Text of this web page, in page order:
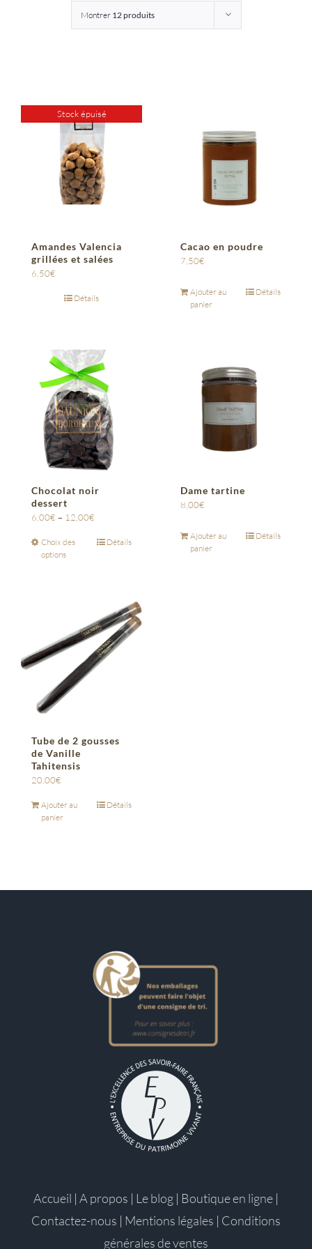
Montrer 12 produits
Stock épuisé
Amandes Valencia
grillées et salées
6,50€
Détails
Cacao en poudre
7,50€
Ajouter au
panier
Détails
Chocolat noir
dessert
6,00€ – 12,00€
Choix des
options
Détails
Dame tartine
8,00€
Ajouter au
panier
Détails
Tube de 2 gousses
de Vanille
Tahitensis
20,00€
Ajouter au
panier
Détails
Accueil | A propos | Le blog | Boutique en ligne |
Contactez-nous | Mentions légales | Conditions
générales de ventes